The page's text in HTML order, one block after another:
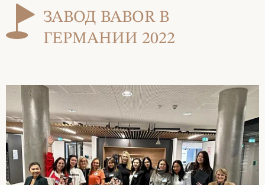
ЗАВОД BABOR В
ГЕРМАНИИ 2022